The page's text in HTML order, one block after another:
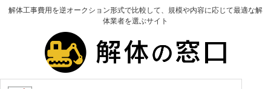
解体工事費用を逆オークション形式で比較して、規模や内容に応じて最適な解
体業者を選ぶサイト